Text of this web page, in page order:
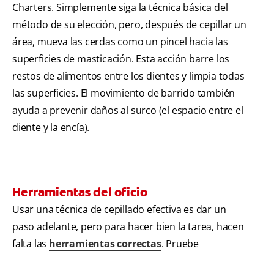
Charters. Simplemente siga la técnica básica del
método de su elección, pero, después de cepillar un
área, mueva las cerdas como un pincel hacia las
superficies de masticación. Esta acción barre los
restos de alimentos entre los dientes y limpia todas
las superficies. El movimiento de barrido también
ayuda a prevenir daños al surco (el espacio entre el
diente y la encía).
Herramientas del oficio
Usar una técnica de cepillado efectiva es dar un
paso adelante, pero para hacer bien la tarea, hacen
falta las herramientas correctas. Pruebe